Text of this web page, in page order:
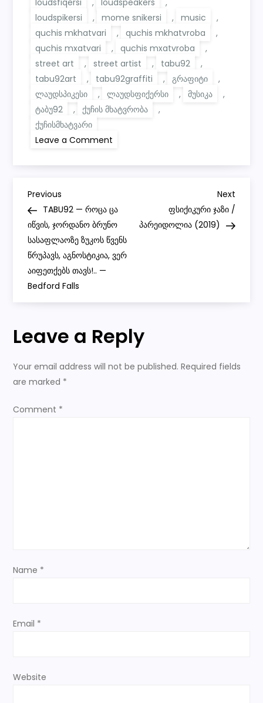
loudsfiqersi
, loudspeakers
,
loudspikersi
, mome snikersi , music
,
quchis mkhatvari
, quchis mkhatvroba
,
quchis mxatvari
, quchis mxatvroba
,
street art
, street artist , tabu92
,
tabu92art
, tabu92graffiti , გრაფიტი
,
ლაუდსპიკესი
, ლაუდსფიქერსი , მუსიკა
,
ტაბუ92
, ქუჩის მხატვრობა
,
ქუჩისმხატვარი
Leave a Comment
World
— LOUDspeakers
P
o
s
t
n
a
v
i
g
Previous
Post
Previous
TABU92 — როცა ცა
იწვის, ჯორდანო ბრუნო
სასაფლაოზე ზუკოს წვენს
წრუპავს, აგნოსტიკია, ვერ
აიფეთქებს თავს!.. —
Bedford Falls
Next
Post
Next
ფსიქიკური ჯაზი /
პარეიდოლია (2019)
Leave a Reply
Your email address will not be published. Required fields
are marked *
Comment *
Name *
Email *
Website